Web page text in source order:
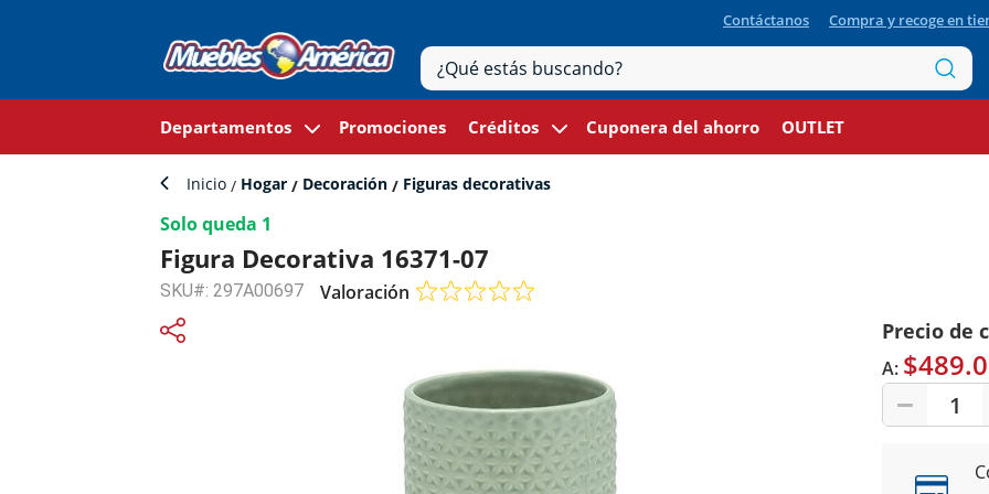
Contáctanos Compra y recoge en
Departamentos Promociones Créditos Cuponera del ahorro OUTLET
Inicio Hogar Decoración Figuras decorativas
Solo queda 1
Figura Decorativa 16371-07
SKU#: 297A00697 Valoración
Precio de
A:
1